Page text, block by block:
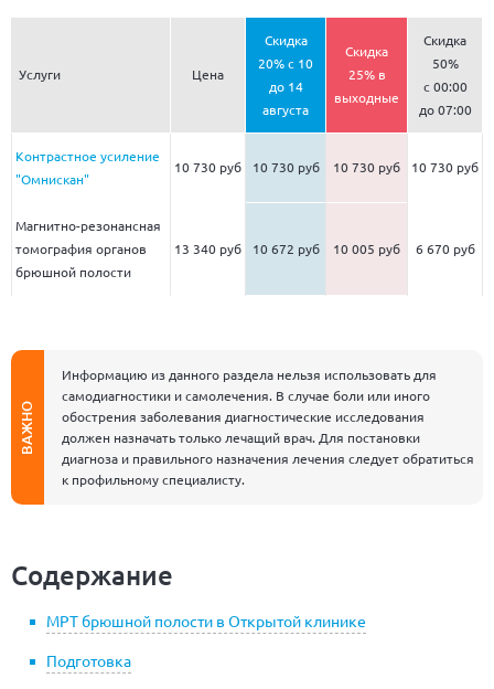
Услуги Цена
Скидка
20% с 10
до 14
августа
Скидка
25% в
выходные
Скидка
50%
c 00:00
до 07:00
Контрастное усиление
"Омнискан"
10 730 руб 10 730 руб 10 730 руб 10 730 руб
Магнитно-резонансная
томография органов
брюшной полости
13 340 руб 10 672 руб 10 005 руб 6 670 руб
ВАЖНО
Информацию из данного раздела нельзя использовать для
самодиагностики и самолечения. В случае боли или иного
обострения заболевания диагностические исследования
должен назначать только лечащий врач. Для постановки
диагноза и правильного назначения лечения следует обратиться
к профильному специалисту.
Содержание
МРТ брюшной полости в Открытой клинике
Подготовка